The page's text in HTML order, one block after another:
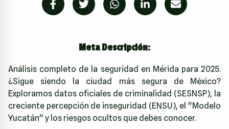
Meta Descripción:
Análisis completo de la seguridad en Mérida para 2025.
¿Sigue siendo la ciudad más segura de México?
Exploramos datos oficiales de criminalidad (SESNSP), la
creciente percepción de inseguridad (ENSU), el "Modelo
Yucatán" y los riesgos ocultos que debes conocer.